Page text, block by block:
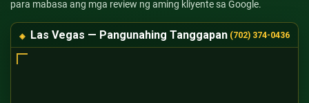
para mabasa ang mga review ng aming kliyente sa Google.
Las Vegas — Pangunahing Tanggapan (702) 374-0436